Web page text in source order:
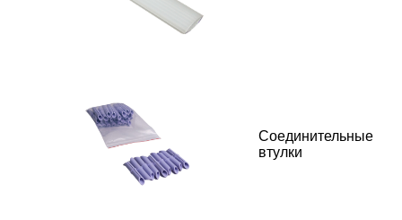
Соединительные
втулки